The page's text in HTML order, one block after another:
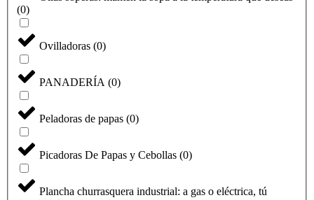
(0)
Ovilladoras (0)
PANADERÍA (0)
Peladoras de papas (0)
Picadoras De Papas y Cebollas (0)
Plancha churrasquera industrial: a gas o eléctrica, tú